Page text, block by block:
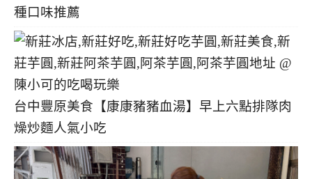
種口味推薦
台中豐原美食【康康豬豬血湯】早上六點排隊肉
燥炒麵人氣小吃